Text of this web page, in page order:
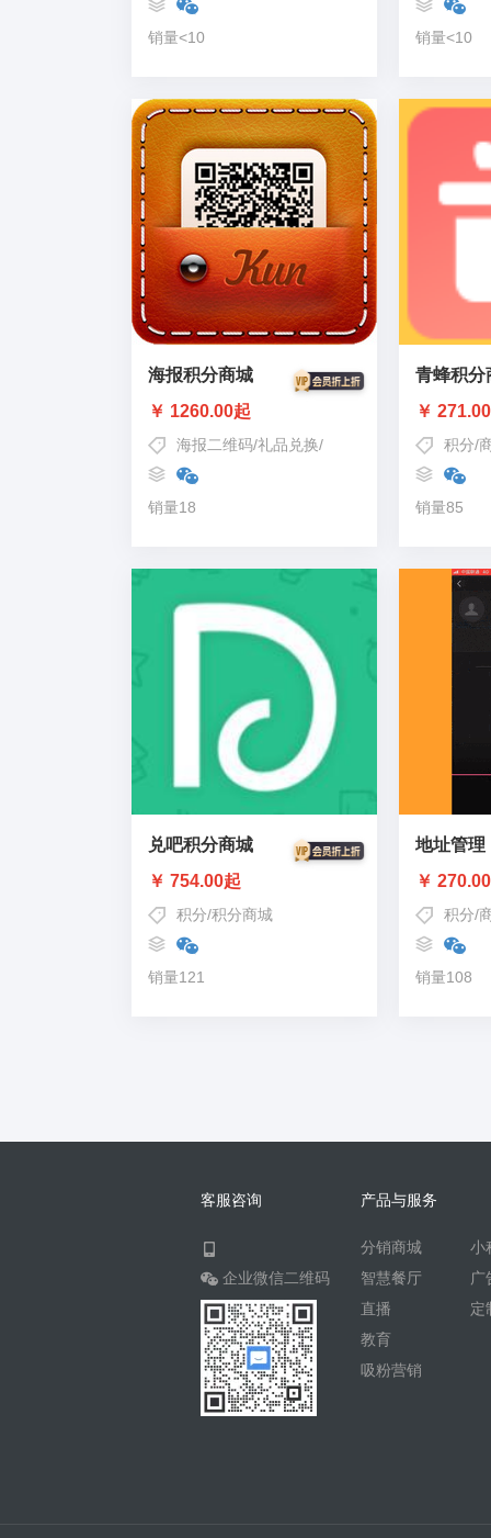
销量<10 销量<10
海报积分商城
￥ 1260.00起
海报二维码/礼品兑换/
销量18
青蜂积分
￥
积分/
销量85
兑吧积分商城
￥ 754.00起
积分/积分商城
销量121
地址管理
￥
积分/
销量108
客服咨询
企业微信二维码
产品与服务
分销商城
智慧餐厅
直播
教育
吸粉营销
小
广
定